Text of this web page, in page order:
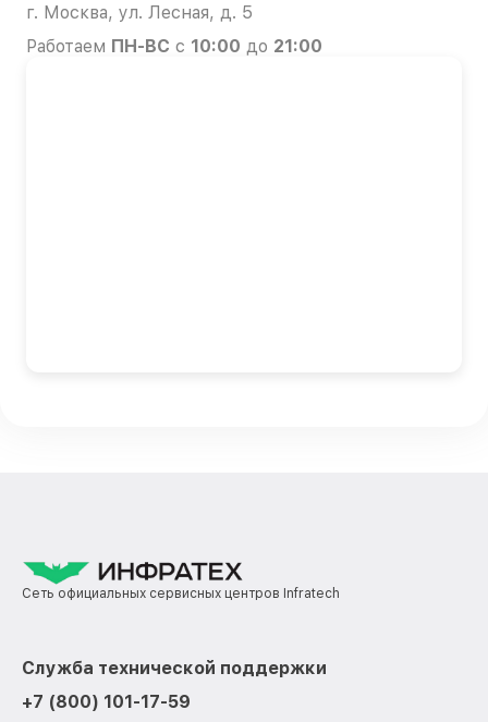
г. Москва, ул. Лесная, д. 5
Работаем ПН-ВС с 10:00 до 21:00
Сеть официальных сервисных центров Infratech
Служба технической поддержки
+7 (800) 101-17-59